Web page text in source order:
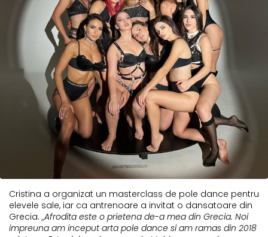
Cristina a organizat un masterclass de pole dance pentru
elevele sale, iar ca antrenoare a invitat o dansatoare din
Grecia. „Afrodita este o prietena de-a mea din Grecia. Noi
impreuna am inceput arta pole dance si am ramas din 2018